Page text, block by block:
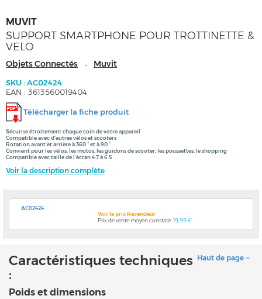
MUVIT
SUPPORT SMARTPHONE POUR TROTTINETTE &
VELO
Objets Connectés - Muvit
SKU : AC02424
EAN : 3613560019404
Télécharger la fiche produit
Sécurise étroitement chaque coin de votre appareil
Compatible avec d'autres vélos et scooters
Rotation avant et arrière à 360 ° et à 90 °
Convient pour les vélos, les motos, les guidons de scooter, les poussettes, le shopping
Compatible avec taille de l'écran 4.7 à 6.5
Voir la description complète
AC02424
Voir le prix Revendeur
Prix de vente moyen constaté:19,99 €
Haut de page
Caractéristiques techniques
:
Poids et dimensions